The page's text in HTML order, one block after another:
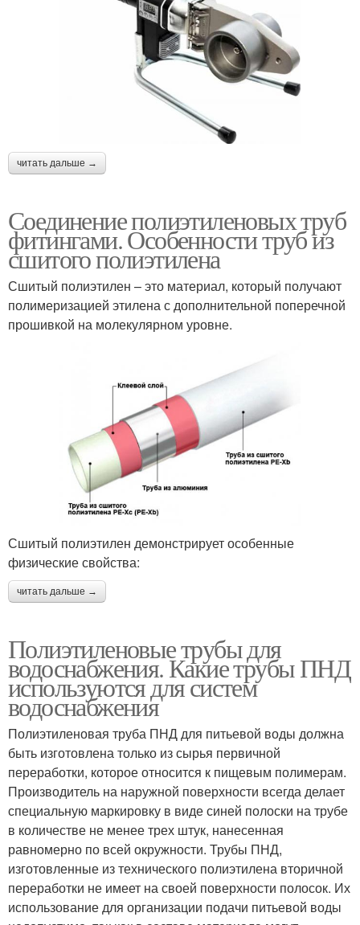
читать дальше →
Соединение полиэтиленовых труб
фитингами. Особенности труб из
сшитого полиэтилена
Сшитый полиэтилен – это материал, который получают
полимеризацией этилена с дополнительной поперечной
прошивкой на молекулярном уровне.
Сшитый полиэтилен демонстрирует особенные
физические свойства:
читать дальше →
Полиэтиленовые трубы для
водоснабжения. Какие трубы ПНД
используются для систем
водоснабжения
Полиэтиленовая труба ПНД для питьевой воды должна
быть изготовлена только из сырья первичной
переработки, которое относится к пищевым полимерам.
Производитель на наружной поверхности всегда делает
специальную маркировку в виде синей полоски на трубе
в количестве не менее трех штук, нанесенная
равномерно по всей окружности. Трубы ПНД,
изготовленные из технического полиэтилена вторичной
переработки не имеет на своей поверхности полосок. Их
использование для организации подачи питьевой воды